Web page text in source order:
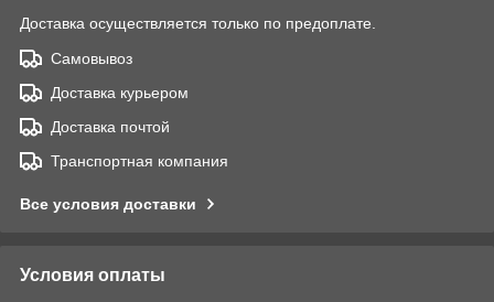
Доставка осуществляется только по предоплате.
Самовывоз
Доставка курьером
Доставка почтой
Транспортная компания
Все условия доставки
Условия оплаты